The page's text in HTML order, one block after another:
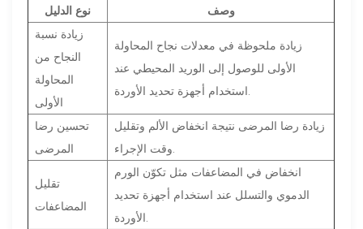
نوع الدليل
وصف
زيادة نسبة
النجاح من
المحاولة
الأولى
زيادة ملحوظة في معدلات نجاح المحاولة
الأولى للوصول إلى الوريد المحيطي عند
تحسين رضا
المرضى
زيادة رضا المرضى نتيجة انخفاض الألم وتقليل
تقليل
المضاعفات
انخفاض في المضاعفات مثل تكوّن الورم
الدموي والتسلل عند استخدام أجهزة تحديد